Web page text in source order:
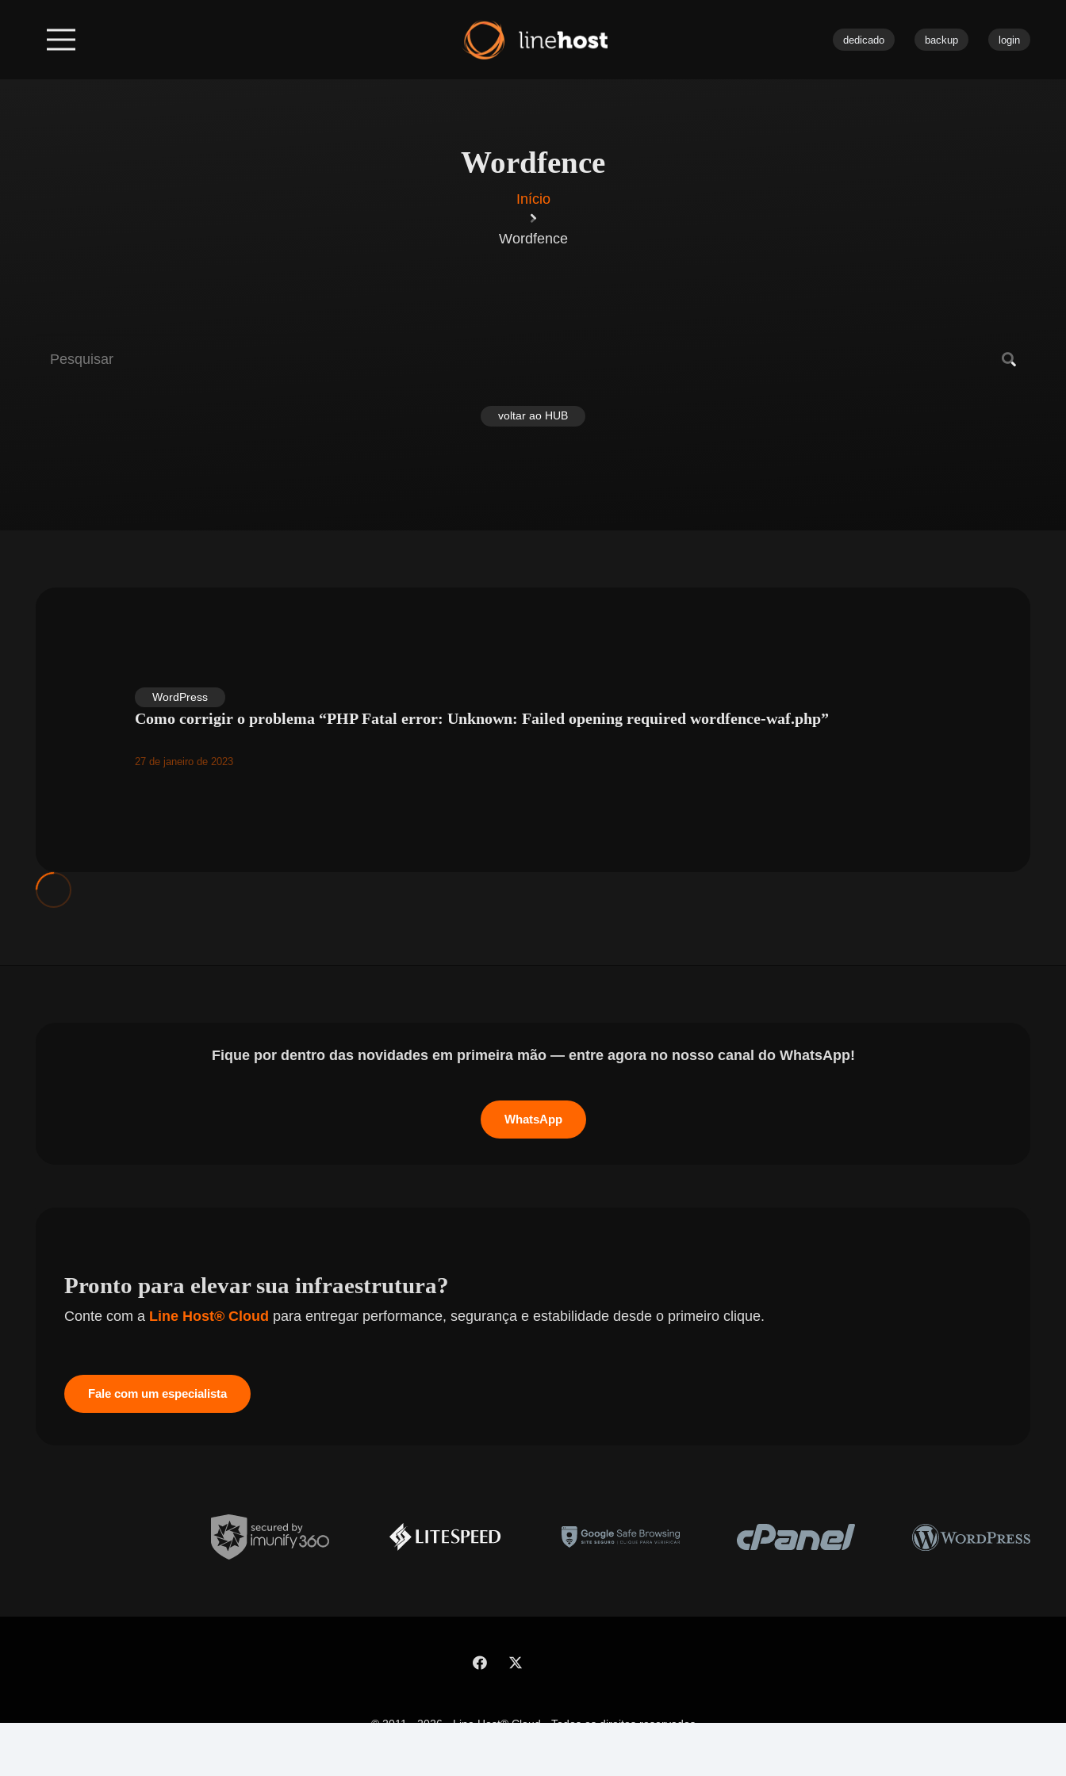
dedicado backup login
Wordfence
Início
Wordfence
voltar ao HUB
WordPress
Como corrigir o problema “PHP Fatal error: Unknown: Failed opening required wordfence-waf.php”
27 de janeiro de 2023
Fique por dentro das novidades em primeira mão — entre agora no nosso canal do WhatsApp!
WhatsApp
Pronto para elevar sua infraestrutura?
Conte com a Line Host® Cloud para entregar performance, segurança e estabilidade desde o primeiro clique.
Fale com um especialista
© 2011 - 2026 - Line Host® Cloud - Todos os direitos reservados